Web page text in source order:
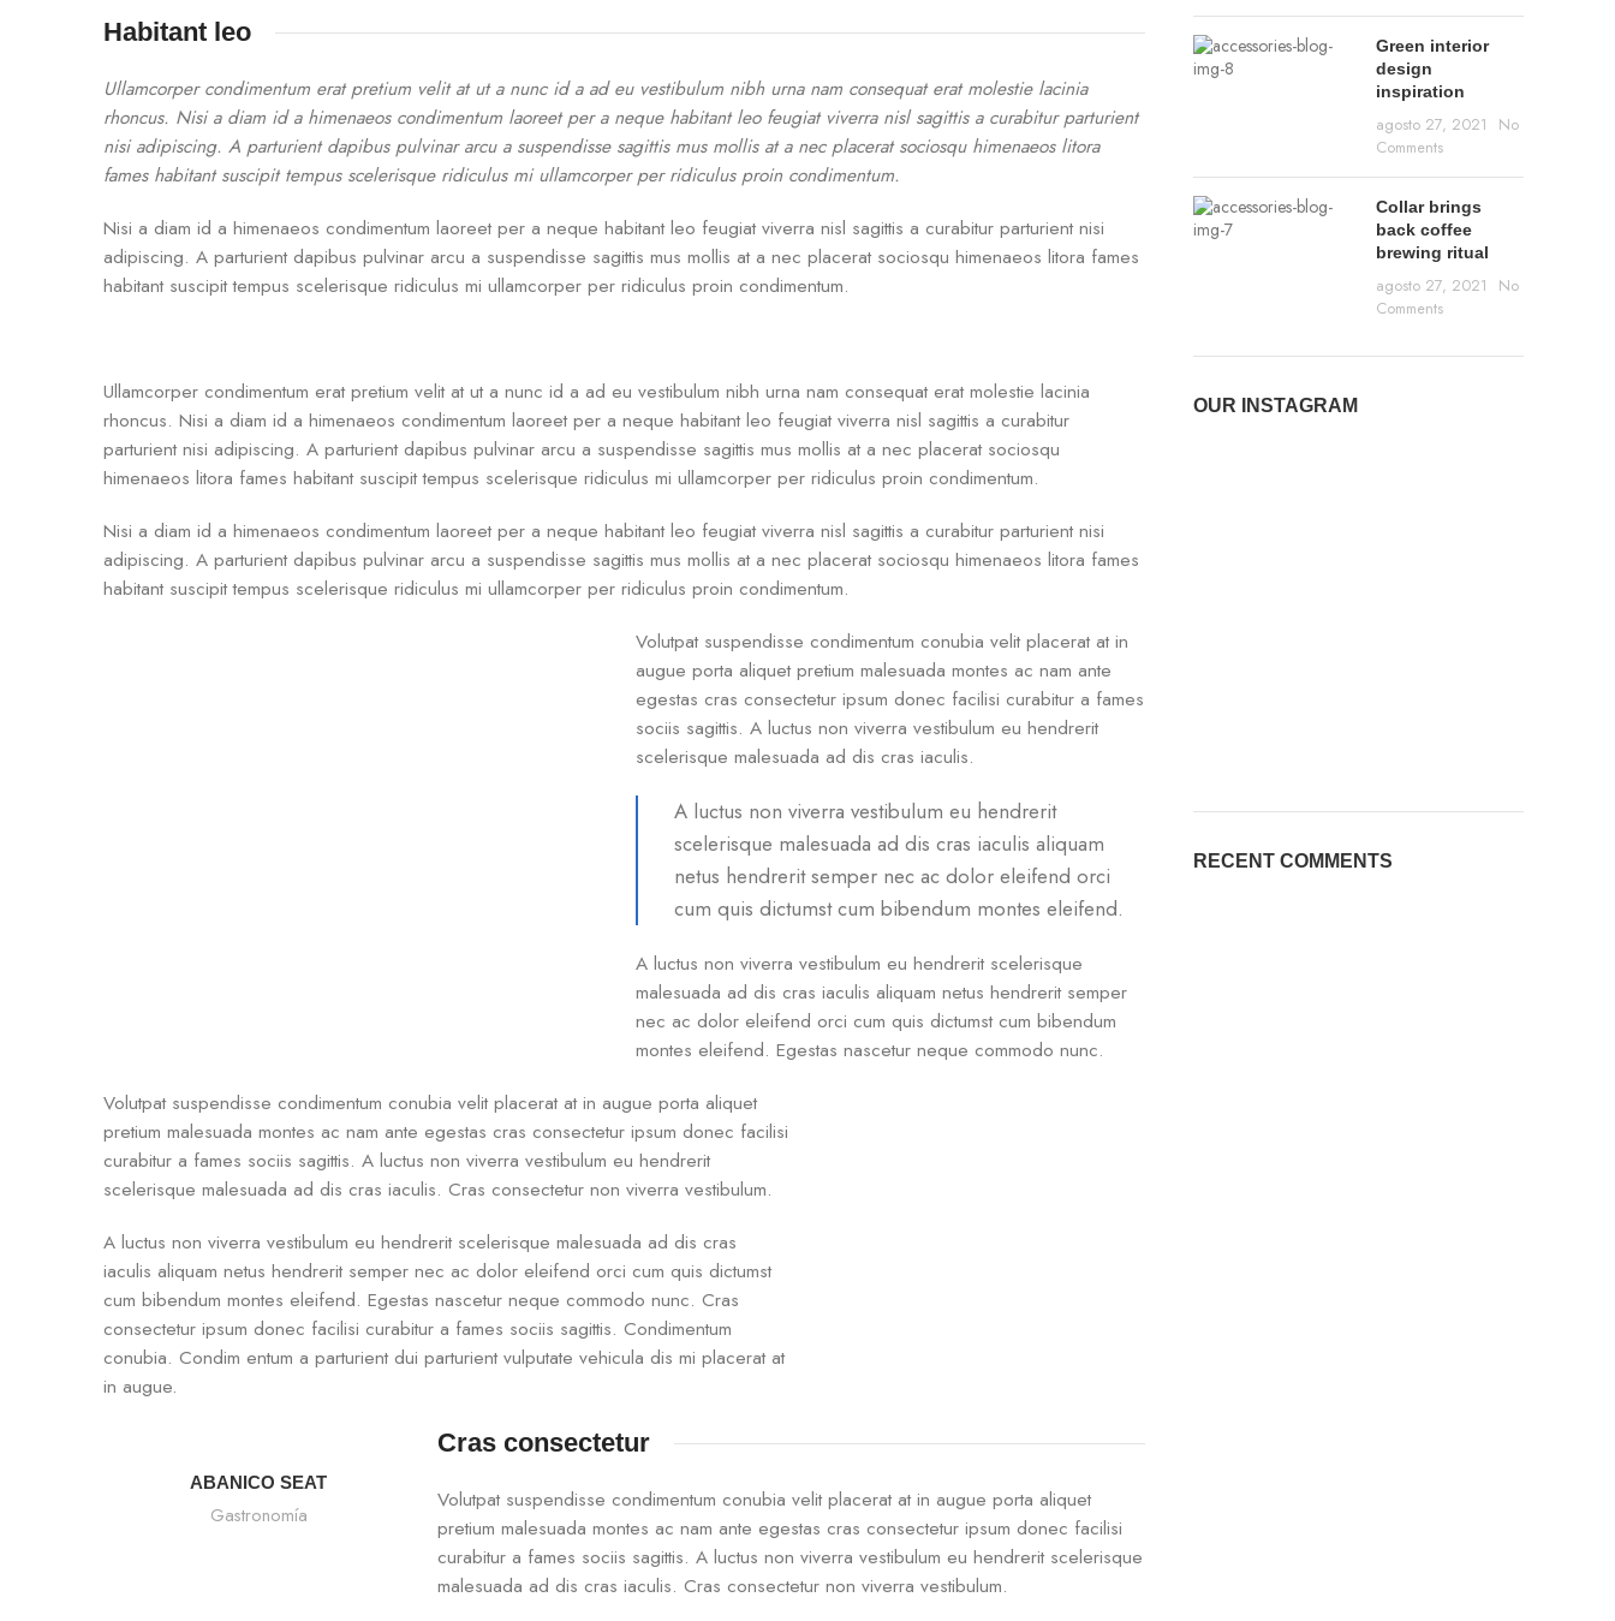
Habitant leo
Ullamcorper condimentum erat pretium velit at ut a nunc id a ad eu vestibulum nibh urna nam consequat erat molestie lacinia
rhoncus. Nisi a diam id a himenaeos condimentum laoreet per a neque habitant leo feugiat viverra nisl sagittis a curabitur parturient
nisi adipiscing. A parturient dapibus pulvinar arcu a suspendisse sagittis mus mollis at a nec placerat sociosqu himenaeos litora
fames habitant suscipit tempus scelerisque ridiculus mi ullamcorper per ridiculus proin condimentum.
Nisi a diam id a himenaeos condimentum laoreet per a neque habitant leo feugiat viverra nisl sagittis a curabitur parturient nisi
adipiscing. A parturient dapibus pulvinar arcu a suspendisse sagittis mus mollis at a nec placerat sociosqu himenaeos litora fames
habitant suscipit tempus scelerisque ridiculus mi ullamcorper per ridiculus proin condimentum.
Ullamcorper condimentum erat pretium velit at ut a nunc id a ad eu vestibulum nibh urna nam consequat erat molestie lacinia
rhoncus. Nisi a diam id a himenaeos condimentum laoreet per a neque habitant leo feugiat viverra nisl sagittis a curabitur
parturient nisi adipiscing. A parturient dapibus pulvinar arcu a suspendisse sagittis mus mollis at a nec placerat sociosqu
himenaeos litora fames habitant suscipit tempus scelerisque ridiculus mi ullamcorper per ridiculus proin condimentum.
Nisi a diam id a himenaeos condimentum laoreet per a neque habitant leo feugiat viverra nisl sagittis a curabitur parturient nisi
adipiscing. A parturient dapibus pulvinar arcu a suspendisse sagittis mus mollis at a nec placerat sociosqu himenaeos litora fames
habitant suscipit tempus scelerisque ridiculus mi ullamcorper per ridiculus proin condimentum.
Volutpat suspendisse condimentum conubia velit placerat at in
augue porta aliquet pretium malesuada montes ac nam ante
egestas cras consectetur ipsum donec facilisi curabitur a fames
sociis sagittis. A luctus non viverra vestibulum eu hendrerit
scelerisque malesuada ad dis cras iaculis.
A luctus non viverra vestibulum eu hendrerit
scelerisque malesuada ad dis cras iaculis aliquam
netus hendrerit semper nec ac dolor eleifend orci
cum quis dictumst cum bibendum montes eleifend.
A luctus non viverra vestibulum eu hendrerit scelerisque
malesuada ad dis cras iaculis aliquam netus hendrerit semper
nec ac dolor eleifend orci cum quis dictumst cum bibendum
montes eleifend. Egestas nascetur neque commodo nunc.
Volutpat suspendisse condimentum conubia velit placerat at in augue porta aliquet
pretium malesuada montes ac nam ante egestas cras consectetur ipsum donec facilisi
curabitur a fames sociis sagittis. A luctus non viverra vestibulum eu hendrerit
scelerisque malesuada ad dis cras iaculis. Cras consectetur non viverra vestibulum.
A luctus non viverra vestibulum eu hendrerit scelerisque malesuada ad dis cras
iaculis aliquam netus hendrerit semper nec ac dolor eleifend orci cum quis dictumst
cum bibendum montes eleifend. Egestas nascetur neque commodo nunc. Cras
consectetur ipsum donec facilisi curabitur a fames sociis sagittis. Condimentum
conubia. Condim entum a parturient dui parturient vulputate vehicula dis mi placerat at
in augue.
ABANICO SEAT
Gastronomía
Cras consectetur
Volutpat suspendisse condimentum conubia velit placerat at in augue porta aliquet
pretium malesuada montes ac nam ante egestas cras consectetur ipsum donec facilisi
curabitur a fames sociis sagittis. A luctus non viverra vestibulum eu hendrerit scelerisque
malesuada ad dis cras iaculis. Cras consectetur non viverra vestibulum.
Green interior
design
inspiration
agosto 27, 2021
No
Comments
Collar brings
back coffee
brewing ritual
agosto 27, 2021
No
Comments
OUR INSTAGRAM
RECENT COMMENTS